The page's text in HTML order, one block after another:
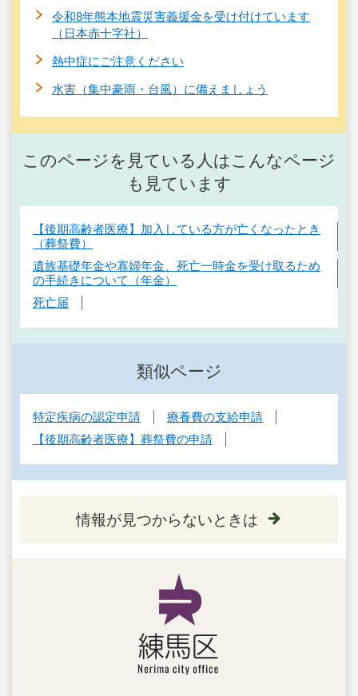
令和8年熊本地震災害義援金を受け付けています
（日本赤十字社）
熱中症にご注意ください
水害（集中豪雨・台風）に備えましょう
このページを見ている人はこんなページ
も見ています
【後期高齢者医療】加入している方が亡くなったとき
（葬祭費）
遺族基礎年金や寡婦年金、死亡一時金を受け取るため
の手続きについて（年金）
死亡届
類似ページ
特定疾病の認定申請
療養費の支給申請
【後期高齢者医療】葬祭費の申請
情報が見つからないときは